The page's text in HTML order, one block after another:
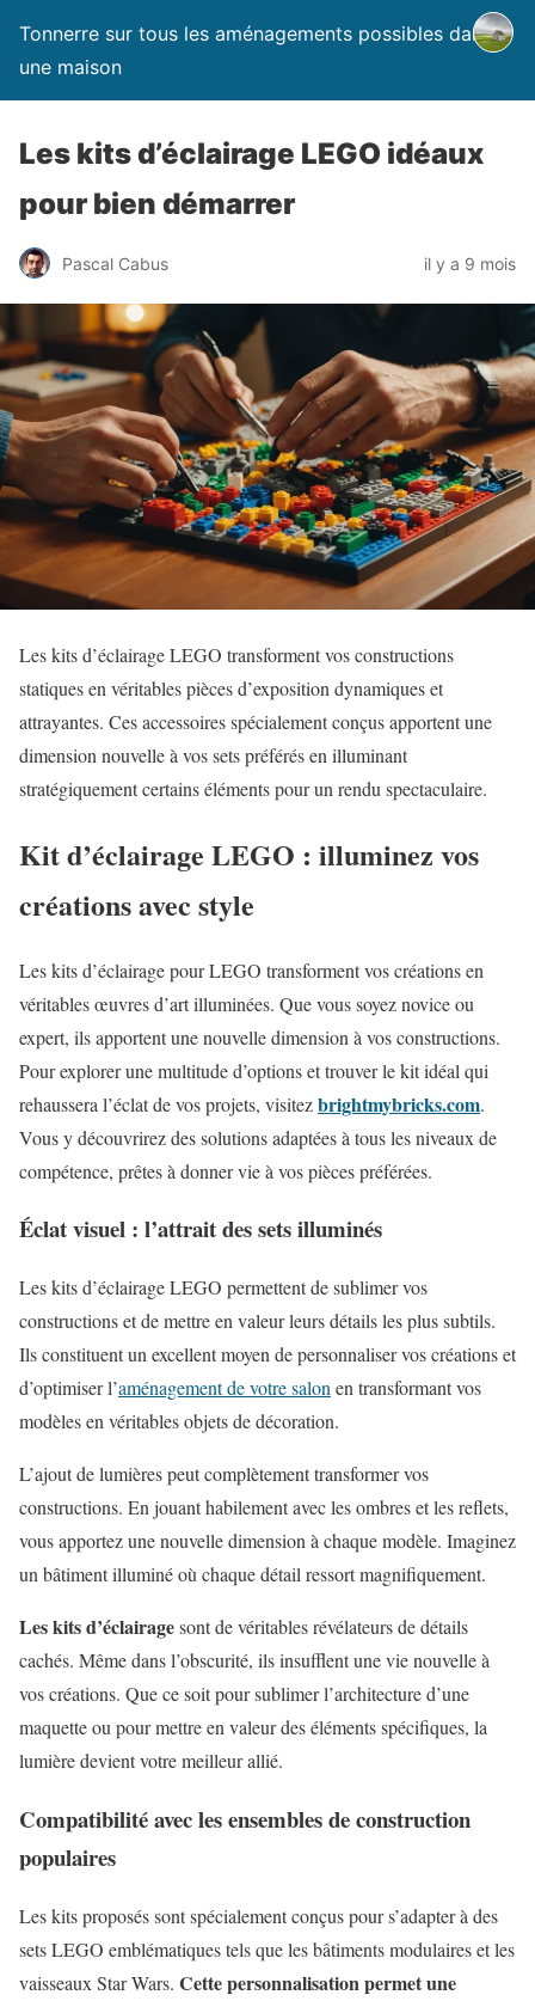
Tonnerre sur tous les aménagements possibles dans
une maison
Les kits d’éclairage LEGO idéaux
pour bien démarrer
Pascal Cabus il y a 9 mois
Les kits d’éclairage LEGO transforment vos constructions
statiques en véritables pièces d’exposition dynamiques et
attrayantes. Ces accessoires spécialement conçus apportent une
dimension nouvelle à vos sets préférés en illuminant
stratégiquement certains éléments pour un rendu spectaculaire.
Kit d’éclairage LEGO : illuminez vos
créations avec style
Les kits d’éclairage pour LEGO transforment vos créations en
véritables œuvres d’art illuminées. Que vous soyez novice ou
expert, ils apportent une nouvelle dimension à vos constructions.
Pour explorer une multitude d’options et trouver le kit idéal qui
rehaussera l’éclat de vos projets, visitezbrightmybricks.com.
Vous y découvrirez des solutions adaptées à tous les niveaux de
compétence, prêtes à donner vie à vos pièces préférées.
Éclat visuel : l’attrait des sets illuminés
Les kits d’éclairage LEGO permettent de sublimer vos
constructions et de mettre en valeur leurs détails les plus subtils.
Ils constituent un excellent moyen de personnaliser vos créations et
d’optimiser l’aménagement de votre salon en transformant vos
modèles en véritables objets de décoration.
L’ajout de lumières peut complètement transformer vos
constructions. En jouant habilement avec les ombres et les reflets,
vous apportez une nouvelle dimension à chaque modèle. Imaginez
un bâtiment illuminé où chaque détail ressort magnifiquement.
Les kits d’éclairagesont de véritables révélateurs de détails
cachés. Même dans l’obscurité, ils insufflent une vie nouvelle à
vos créations. Que ce soit pour sublimer l’architecture d’une
maquette ou pour mettre en valeur des éléments spécifiques, la
lumière devient votre meilleur allié.
Compatibilité avec les ensembles de construction
populaires
Les kits proposés sont spécialement conçus pour s’adapter à des
sets LEGO emblématiques tels que les bâtiments modulaires et les
vaisseaux Star Wars. Cette personnalisation permet une